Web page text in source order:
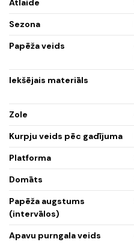
Sezona
Papēža veids
Iekšējais materiāls
Zole
Kurpju veids pēc gadījuma
Platforma
Domāts
Papēža augstums
(intervālos)
Apavu purngala veids